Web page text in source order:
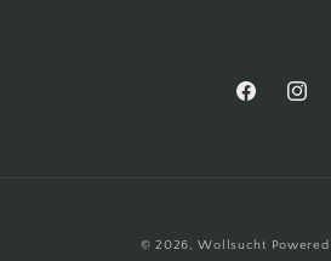
Facebook
© 2026,Wollsucht